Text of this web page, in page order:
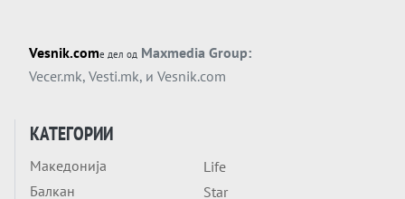
Вечер тема
АТОМСКО ДОМИНО НА БЛИСКИОТ
ИСТОК
Обвинувањето кон Русија го поврзува
Блискиот Исток со украинското бојно
Vesnik.comе дел од Maxmedia Group:
Vecer.mk, Vesti.mk, и Vesnik.com
КАТЕГОРИИ
Македонија
Балкан
Life
Star